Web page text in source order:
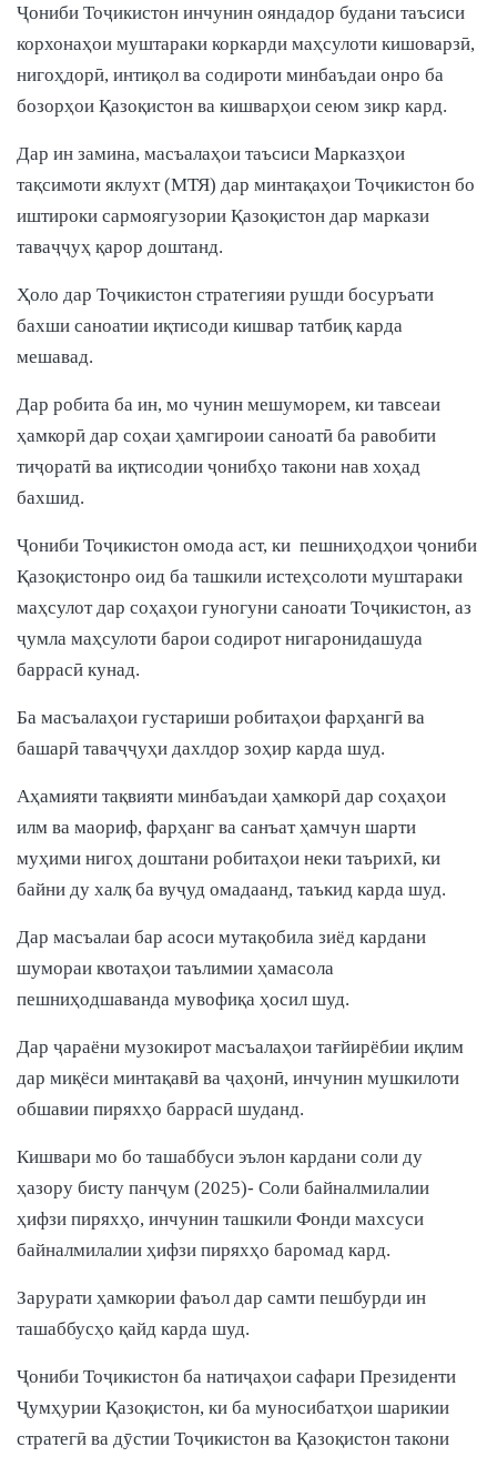
Ҷониби Тоҷикистон инчунин ояндадор будани таъсиси
корхонаҳои муштараки коркарди маҳсулоти кишоварзӣ,
нигоҳдорӣ, интиқол ва содироти минбаъдаи онро ба
бозорҳои Қазоқистон ва кишварҳои сеюм зикр кард.
Дар ин замина, масъалаҳои таъсиси Марказҳои
тақсимоти яклухт (МТЯ) дар минтақаҳои Тоҷикистон бо
иштироки сармоягузории Қазоқистон дар маркази
таваҷҷуҳ қарор доштанд.
Ҳоло дар Тоҷикистон стратегияи рушди босуръати
бахши саноатии иқтисоди кишвар татбиқ карда
мешавад.
Дар робита ба ин, мо чунин мешуморем, ки тавсеаи
ҳамкорӣ дар соҳаи ҳамгироии саноатӣ ба равобити
тиҷоратӣ ва иқтисодии ҷонибҳо такони нав хоҳад
бахшид.
Ҷониби Тоҷикистон омода аст, ки пешниҳодҳои ҷониби
Қазоқистонро оид ба ташкили истеҳсолоти муштараки
маҳсулот дар соҳаҳои гуногуни саноати Тоҷикистон, аз
ҷумла маҳсулоти барои содирот нигаронидашуда
баррасӣ кунад.
Ба масъалаҳои густариши робитаҳои фарҳангӣ ва
башарӣ таваҷҷуҳи дахлдор зоҳир карда шуд.
Аҳамияти тақвияти минбаъдаи ҳамкорӣ дар соҳаҳои
илм ва маориф, фарҳанг ва санъат ҳамчун шарти
муҳими нигоҳ доштани робитаҳои неки таърихӣ, ки
байни ду халқ ба вуҷуд омадаанд, таъкид карда шуд.
Дар масъалаи бар асоси мутақобила зиёд кардани
шумораи квотаҳои таълимии ҳамасола
пешниҳодшаванда мувофиқа ҳосил шуд.
Дар ҷараёни музокирот масъалаҳои тағйирёбии иқлим
дар миқёси минтақавӣ ва ҷаҳонӣ, инчунин мушкилоти
обшавии пиряхҳо баррасӣ шуданд.
Кишвари мо бо ташаббуси эълон кардани соли ду
ҳазору бисту панҷум (2025)- Соли байналмилалии
ҳифзи пиряхҳо, инчунин ташкили Фонди махсуси
байналмилалии ҳифзи пиряхҳо баромад кард.
Зарурати ҳамкории фаъол дар самти пешбурди ин
ташаббусҳо қайд карда шуд.
Ҷониби Тоҷикистон ба натиҷаҳои сафари Президенти
Ҷумҳурии Қазоқистон, ки ба муносибатҳои шарикии
стратегӣ ва дӯстии Тоҷикистон ва Қазоқистон такони